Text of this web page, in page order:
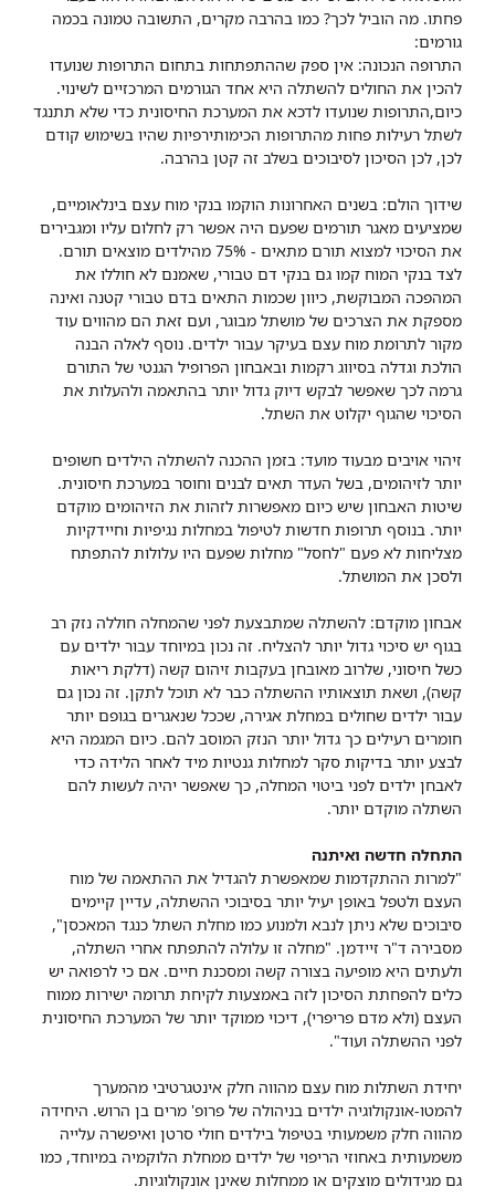
פחתו. מה הוביל לכך? כמו בהרבה מקרים, התשובה טמונה בכמה
גורמים:
התרופה הנכונה: אין ספק שההתפתחות בתחום התרופות שנועדו
להכין את החולים להשתלה היא אחד הגורמים המרכזיים לשינוי.
כיום,התרופות שנועדו לדכא את המערכת החיסונית כדי שלא תתנגד
לשתל רעילות פחות מהתרופות הכימותירפיות שהיו בשימוש קודם
לכן, לכן הסיכון לסיבוכים בשלב זה קטן בהרבה.
שידוך הולם: בשנים האחרונות הוקמו בנקי מוח עצם בינלאומיים,
שמציעים מאגר תורמים שפעם היה אפשר רק לחלום עליו ומגבירים
את הסיכוי למצוא תורם מתאים - 75% מהילדים מוצאים תורם.
לצד בנקי המוח קמו גם בנקי דם טבורי, שאמנם לא חוללו את
המהפכה המבוקשת, כיוון שכמות התאים בדם טבורי קטנה ואינה
מספקת את הצרכים של מושתל מבוגר, ועם זאת הם מהווים עוד
מקור לתרומת מוח עצם בעיקר עבור ילדים. נוסף לאלה הבנה
הולכת וגדלה בסיווג רקמות ובאבחון הפרופיל הגנטי של התורם
גרמה לכך שאפשר לבקש דיוק גדול יותר בהתאמה ולהעלות את
הסיכוי שהגוף יקלוט את השתל.
זיהוי אויבים מבעוד מועד: בזמן ההכנה להשתלה הילדים חשופים
יותר לזיהומים, בשל העדר תאים לבנים וחוסר במערכת חיסונית.
שיטות האבחון שיש כיום מאפשרות לזהות את הזיהומים מוקדם
יותר. בנוסף תרופות חדשות לטיפול במחלות נגיפיות וחיידקיות
מצליחות לא פעם "לחסל" מחלות שפעם היו עלולות להתפתח
ולסכן את המושתל.
אבחון מוקדם: להשתלה שמתבצעת לפני שהמחלה חוללה נזק רב
בגוף יש סיכוי גדול יותר להצליח. זה נכון במיוחד עבור ילדים עם
כשל חיסוני, שלרוב מאובחן בעקבות זיהום קשה (דלקת ריאות
קשה), ושאת תוצאותיו ההשתלה כבר לא תוכל לתקן. זה נכון גם
עבור ילדים שחולים במחלת אגירה, שככל שנאגרים בגופם יותר
חומרים רעילים כך גדול יותר הנזק המוסב להם. כיום המגמה היא
לבצע יותר בדיקות סקר למחלות גנטיות מיד לאחר הלידה כדי
לאבחן ילדים לפני ביטוי המחלה, כך שאפשר יהיה לעשות להם
השתלה מוקדם יותר.
התחלה חדשה ואיתנה
"למרות ההתקדמות שמאפשרת להגדיל את ההתאמה של מוח
העצם ולטפל באופן יעיל יותר בסיבוכי ההשתלה, עדיין קיימים
סיבוכים שלא ניתן לנבא ולמנוע כמו מחלת השתל כנגד המאכסן",
מסבירה ד"ר זיידמן. "מחלה זו עלולה להתפתח אחרי השתלה,
ולעתים היא מופיעה בצורה קשה ומסכנת חיים. אם כי לרפואה יש
כלים להפחתת הסיכון לזה באמצעות לקיחת תרומה ישירות ממוח
העצם (ולא מדם פריפרי), דיכוי ממוקד יותר של המערכת החיסונית
לפני ההשתלה ועוד".
​יחידת השתלות מוח עצם מהווה חלק אינטגרטיבי מהמערך
להמטו-אונקולוגיה ילדים בניהולה של פרופ' מרים בן הרוש. היחידה
מהווה חלק משמעותי בטיפול בילדים חולי סרטן ואיפשרה עלייה
משמעותית באחוזי הריפוי של ילדים ממחלת הלוקמיה במיוחד, כמו
גם מגידולים מוצקים או ממחלות שאינן אונקולוגיות.